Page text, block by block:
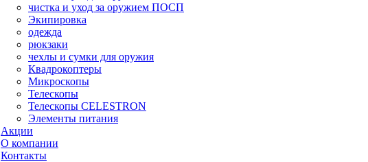
чистка и уход за оружием ПОСП
Экипировка
одежда
рюкзаки
чехлы и сумки для оружия
Квадрокоптеры
Микроскопы
Телескопы
Телескопы CELESTRON
Элементы питания
Акции
О компании
Контакты